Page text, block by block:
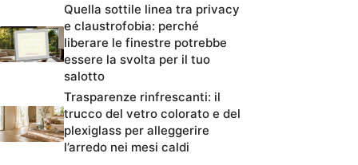
Quella sottile linea tra privacy
e claustrofobia: perché
liberare le finestre potrebbe
essere la svolta per il tuo
salotto
Trasparenze rinfrescanti: il
trucco del vetro colorato e del
plexiglass per alleggerire
l’arredo nei mesi caldi